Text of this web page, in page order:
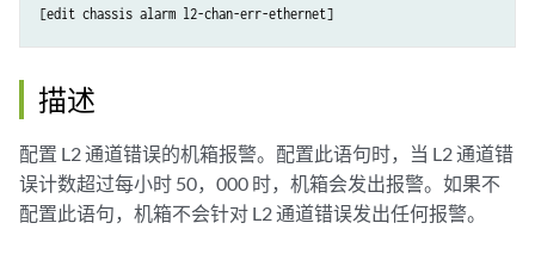
[edit chassis alarm l2-chan-err-ethernet]
描述
配置 L2 通道错误的机箱报警。配置此语句时，当 L2 通道错
误计数超过每小时 50，000 时，机箱会发出报警。如果不
配置此语句，机箱不会针对 L2 通道错误发出任何报警。